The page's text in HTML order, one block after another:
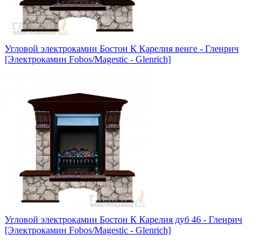
Угловой электрокамин Бостон К Карелия венге - Гленрич
[Электрокамин Fobos/Magestic - Glenrich]
Угловой электрокамин Бостон К Карелия дуб 46 - Гленрич
[Электрокамин Fobos/Magestic - Glenrich]